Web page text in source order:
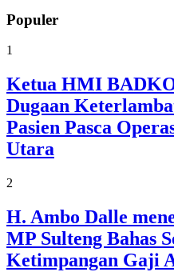
Populer
1
Ketua HMI
Dugaan
Pasien Pasca
Utara
2
H. Ambo Dalle
MP Sulteng Bahas
Ketimpangan Gaji